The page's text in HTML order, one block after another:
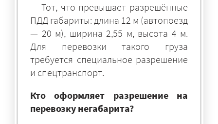
— Тот, что превышает разрешённые
ПДД габариты: длина 12 м (автопоезд
— 20 м), ширина 2,55 м, высота 4 м.
Для перевозки такого груза
требуется специальное разрешение
и спецтранспорт.
Кто оформляет разрешение на
перевозку негабарита?